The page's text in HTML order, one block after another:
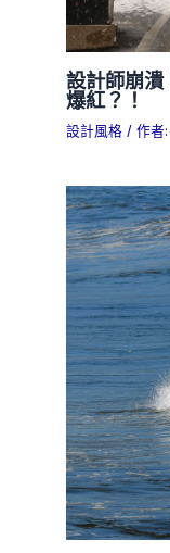
設計師崩
爆紅？！
設計風格 / 作者: